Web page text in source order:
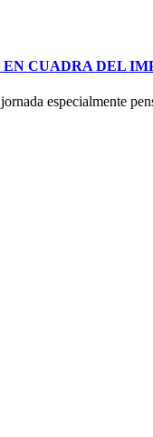
CUADRA DEL
especialmente